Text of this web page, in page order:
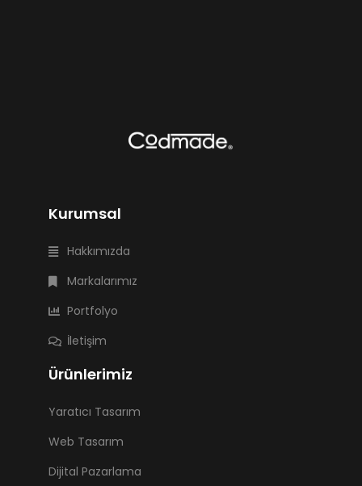
Kurumsal
Hakkımızda
Markalarımız
Portfolyo
İletişim
Ürünlerimiz
Yaratıcı Tasarım
Web Tasarım
Dijital Pazarlama